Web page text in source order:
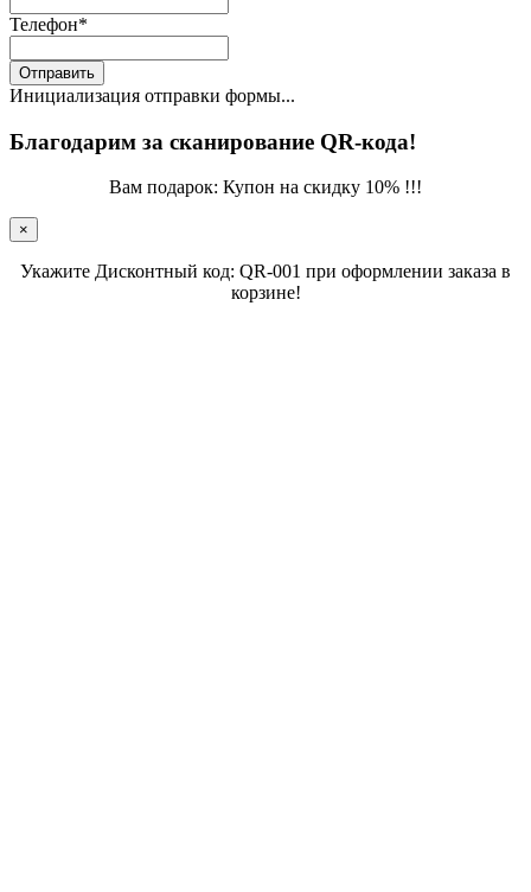
Телефон*
Отправить
Инициализация отправки формы...
Благодарим за сканирование QR-кода!
Вам подарок: Купон на скидку 10% !!!
×
Укажите Дисконтный код: QR-001 при оформлении заказа в
корзине!